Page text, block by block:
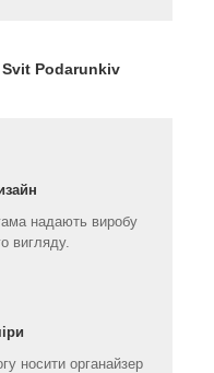
Svit Podarunkiv
гама надають виробу
вигляду.
носити органайзер